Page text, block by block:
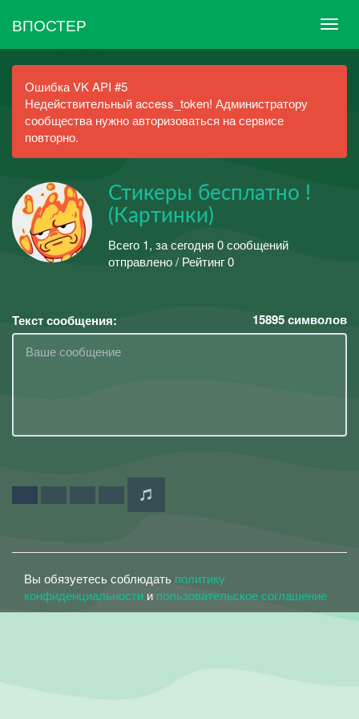
ВПОСТЕР
Ошибка VK API #5
Недействительный access_token! Администратору
сообщества нужно авторизоваться на сервисе
повторно.
Стикеры бесплатно !
(Картинки)
Всего 1, за сегодня 0 сообщений
отправлено / Рейтинг 0
Текст сообщения: 15895символов
Вы обязуетесь соблюдать политику
конфиденциальности и пользовательское соглашение